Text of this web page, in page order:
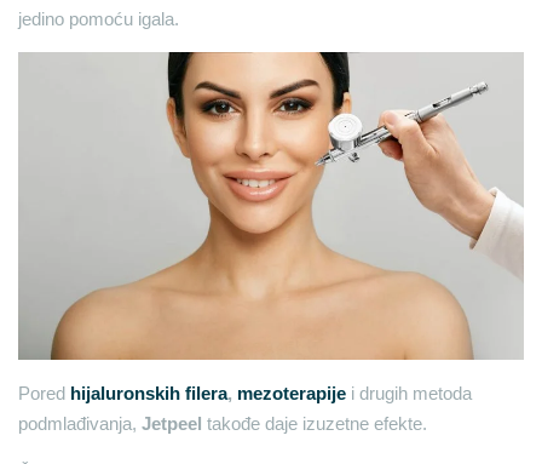
jedino pomoću igala.
Pored hijaluronskih filera, mezoterapije i drugih metoda
podmlađivanja, Jetpeel takođe daje izuzetne efekte.